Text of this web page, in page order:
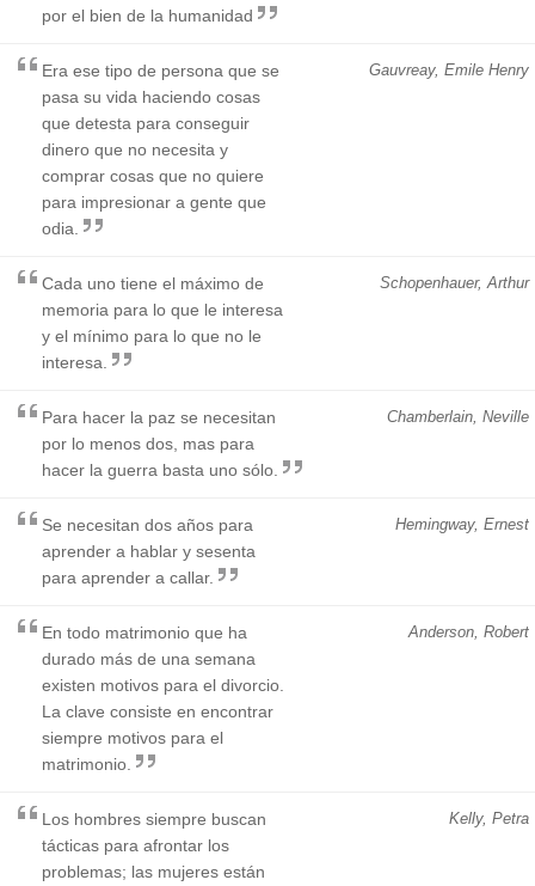
por el bien de la humanidad
Gauvreay, Emile Henry
Era ese tipo de persona que se
pasa su vida haciendo cosas
que detesta para conseguir
dinero que no necesita y
comprar cosas que no quiere
para impresionar a gente que
odia.
Schopenhauer, Arthur
Cada uno tiene el máximo de
memoria para lo que le interesa
y el mínimo para lo que no le
interesa.
Chamberlain, Neville
Para hacer la paz se necesitan
por lo menos dos, mas para
hacer la guerra basta uno sólo.
Hemingway, Ernest
Se necesitan dos años para
aprender a hablar y sesenta
para aprender a callar.
Anderson, Robert
En todo matrimonio que ha
durado más de una semana
existen motivos para el divorcio.
La clave consiste en encontrar
siempre motivos para el
matrimonio.
Kelly, Petra
Los hombres siempre buscan
tácticas para afrontar los
problemas; las mujeres están